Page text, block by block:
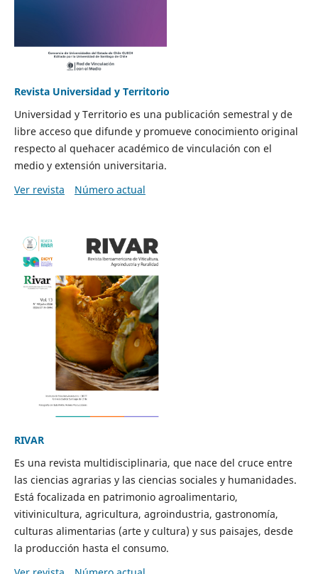
Revista Universidad y Territorio
Universidad y Territorio es una publicación semestral y de
libre acceso que difunde y promueve conocimiento original
respecto al quehacer académico de vinculación con el
medio y extensión universitaria.
Ver revista
Número actual
RIVAR
Es una revista multidisciplinaria, que nace del cruce entre
las ciencias agrarias y las ciencias sociales y humanidades.
Está focalizada en patrimonio agroalimentario,
vitivinicultura, agricultura, agroindustria, gastronomía,
culturas alimentarias (arte y cultura) y sus paisajes, desde
la producción hasta el consumo.